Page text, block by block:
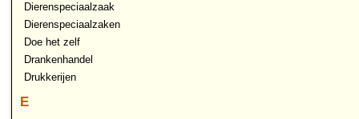
Dierenspeciaalzaak
Dierenspeciaalzaken
Doe het zelf
Drankenhandel
Drukkerijen
E